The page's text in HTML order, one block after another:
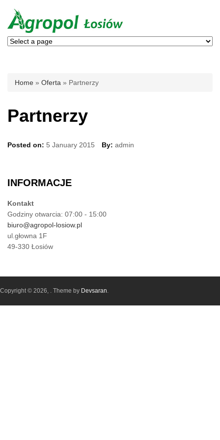
You are here
Home » Oferta » Partnerzy
Partnerzy
Posted on: 5 January 2015 By: admin
INFORMACJE
Kontakt
Godziny otwarcia: 07:00 - 15:00
biuro@agropol-losiow.pl
ul.głowna 1F
49-330 Łosiów
Copyright © 2026, . Theme by Devsaran.